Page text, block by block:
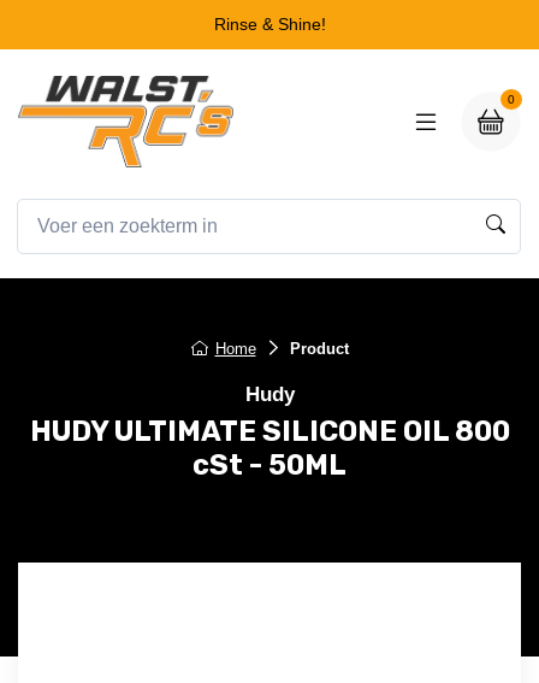
Rinse & Shine!
0
Home Product
Hudy
HUDY ULTIMATE SILICONE OIL 800
cSt - 50ML